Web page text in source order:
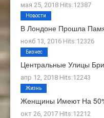
мая 25, 2018 Hits:12387
В Лондоне Прошла
нояб 13, 2016 Hits:12326
Новости
Центральные Улицы
апр 12, 2018 Hits:12243
Бизнес
Женщины Имеют На
окт 26, 2017 Hits:12212
Жизнь